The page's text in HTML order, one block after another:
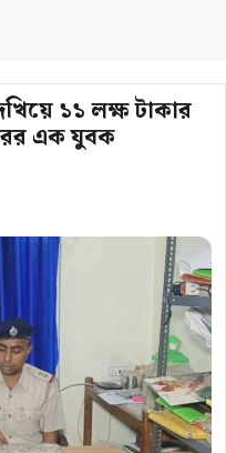
১১ লক্ষ টাকার
এক যুবক